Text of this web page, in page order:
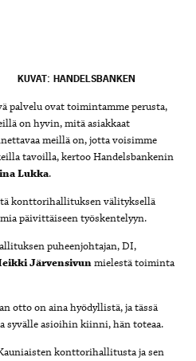
KUVAT: HANDELSBANKEN
palvelu ovat toimintamme perusta,
on hyvin, mitä asiakkaat
meillä on, jotta voisimme
tavoilla, kertoo Handelsbankenin
Lukka.
konttorihallituksen välityksellä
päivittäiseen työskentelyyn.
puheenjohtajan, DI,
Järvensivunmielestä toiminta
otto on aina hyödyllistä, ja tässä
syvälle asioihin kiinni, hän toteaa.
konttorihallitusta ja sen